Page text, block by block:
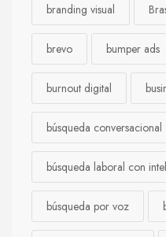
branding visual
brevo bumper ads
burnout digital
búsqueda conversacional
búsqueda laboral con
búsqueda por voz